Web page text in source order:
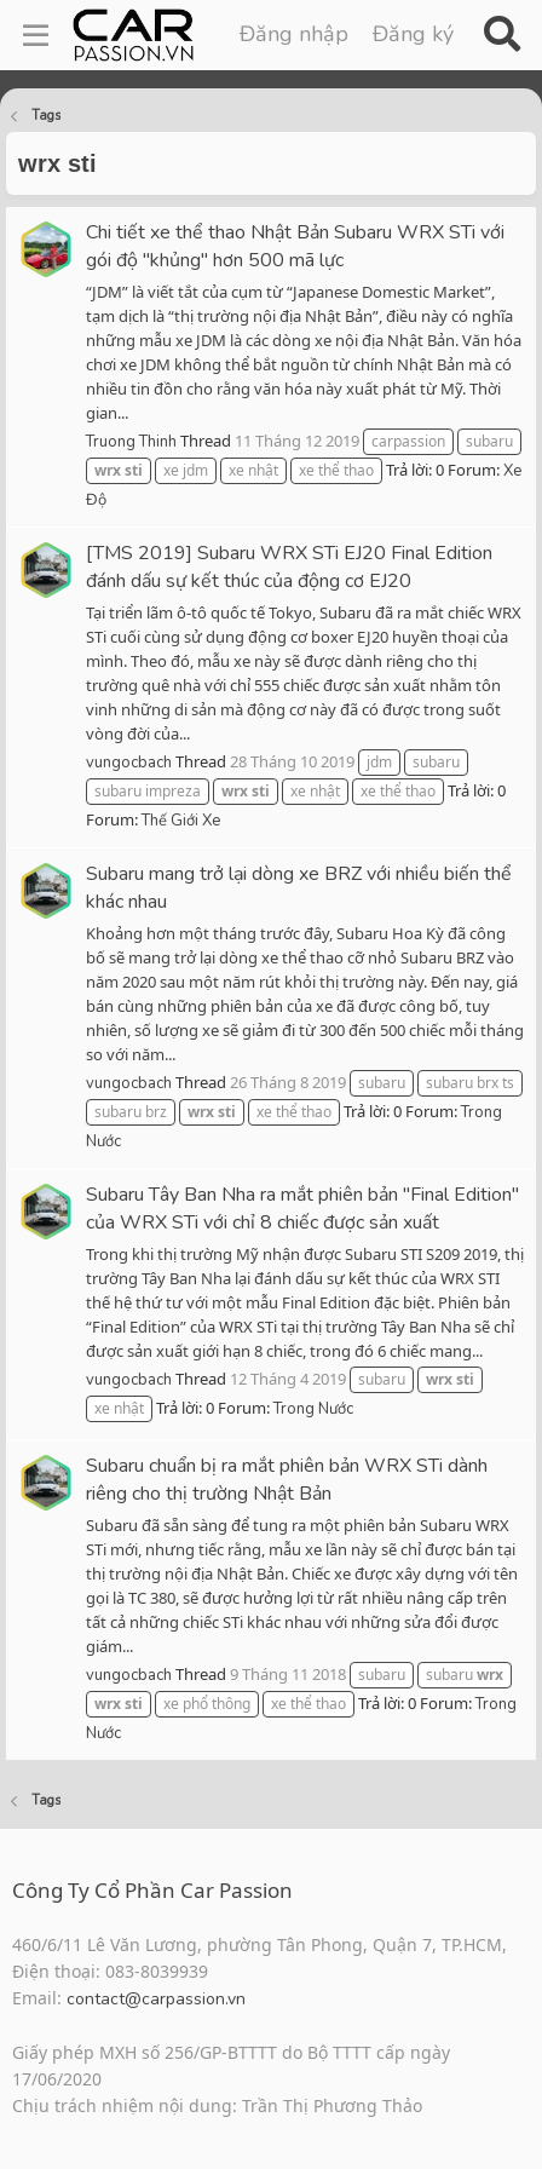
Đăng nhập Đăng ký
Tags
wrx sti
Chi tiết xe thể thao Nhật Bản Subaru WRX STi với
gói độ "khủng" hơn 500 mã lực
“JDM” là viết tắt của cụm từ “Japanese Domestic Market”,
tạm dịch là “thị trường nội địa Nhật Bản”, điều này có nghĩa
những mẫu xe JDM là các dòng xe nội địa Nhật Bản. Văn hóa
chơi xe JDM không thể bắt nguồn từ chính Nhật Bản mà có
nhiều tin đồn cho rằng văn hóa này xuất phát từ Mỹ. Thời
gian...
Truong Thinh Thread 11 Tháng 12 2019 carpassion
subaru
wrxsti xe jdm xe nhật xe thể thao Trả lời: 0 Forum:Xe
Độ
[TMS 2019] Subaru WRX STi EJ20 Final Edition
đánh dấu sự kết thúc của động cơ EJ20
Tại triển lãm ô-tô quốc tế Tokyo, Subaru đã ra mắt chiếc WRX
STi cuối cùng sử dụng động cơ boxer EJ20 huyền thoại của
mình. Theo đó, mẫu xe này sẽ được dành riêng cho thị
trường quê nhà với chỉ 555 chiếc được sản xuất nhằm tôn
vinh những di sản mà động cơ này đã có được trong suốt
vòng đời của...
vungocbach Thread 28 Tháng 10 2019 jdm
subaru
subaru impreza
wrxsti xe nhật xe thể thao Trả lời: 0
Forum:Thế Giới Xe
Subaru mang trở lại dòng xe BRZ với nhiều biến thể
khác nhau
Khoảng hơn một tháng trước đây, Subaru Hoa Kỳ đã công
bố sẽ mang trở lại dòng xe thể thao cỡ nhỏ Subaru BRZ vào
năm 2020 sau một năm rút khỏi thị trường này. Đến nay, giá
bán cùng những phiên bản của xe đã được công bố, tuy
nhiên, số lượng xe sẽ giảm đi từ 300 đến 500 chiếc mỗi tháng
so với năm...
vungocbach Thread 26 Tháng 8 2019 subaru
subaru brx ts
subaru brz
wrxsti xe thể thao Trả lời: 0 Forum:Trong
Nước
Subaru Tây Ban Nha ra mắt phiên bản "Final Edition"
của WRX STi với chỉ 8 chiếc được sản xuất
Trong khi thị trường Mỹ nhận được Subaru STI S209 2019, thị
trường Tây Ban Nha lại đánh dấu sự kết thúc của WRX STI
thế hệ thứ tư với một mẫu Final Edition đặc biệt. Phiên bản
“Final Edition” của WRX STi tại thị trường Tây Ban Nha sẽ chỉ
được sản xuất giới hạn 8 chiếc, trong đó 6 chiếc mang...
vungocbach Thread 12 Tháng 4 2019 subaru wrxsti
xe nhật Trả lời: 0 Forum:Trong Nước
Subaru chuẩn bị ra mắt phiên bản WRX STi dành
riêng cho thị trường Nhật Bản
Subaru đã sẵn sàng để tung ra một phiên bản Subaru WRX
STi mới, nhưng tiếc rằng, mẫu xe lần này sẽ chỉ được bán tại
thị trường nội địa Nhật Bản. Chiếc xe được xây dựng với tên
gọi là TC 380, sẽ được hưởng lợi từ rất nhiều nâng cấp trên
tất cả những chiếc STi khác nhau với những sửa đổi được
giám...
vungocbach Thread 9 Tháng 11 2018 subaru subaruwrx
wrxsti xe phổ thông xe thể thao Trả lời: 0 Forum:Trong
Nước
Tags
Công Ty Cổ Phần Car Passion
460/6/11 Lê Văn Lương, phường Tân Phong, Quận 7, TP.HCM,
Điện thoại: 083-8039939
Email: contact@carpassion.vn
Giấy phép MXH số 256/GP-BTTTT do Bộ TTTT cấp ngày
17/06/2020
Chịu trách nhiệm nội dung: Trần Thị Phương Thảo